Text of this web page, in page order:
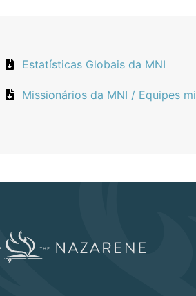
Estatísticas Globais da MNI
Missionários da MNI / Equipes